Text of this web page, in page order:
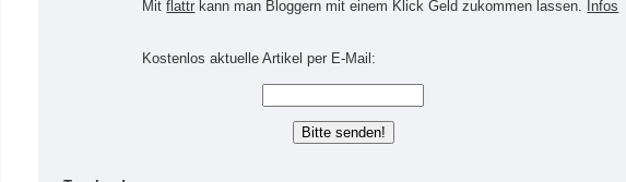
Mitflattr kann man Bloggern mit einem Klick Geld zukommen lassen. Infos
Kostenlos aktuelle Artikel per E-Mail: